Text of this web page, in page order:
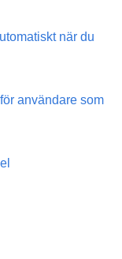
när du
användare som